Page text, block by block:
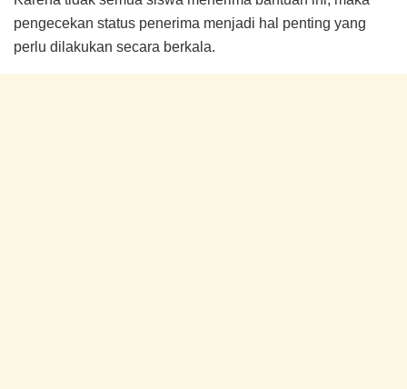
pengecekan status penerima menjadi hal penting yang
perlu dilakukan secara berkala.